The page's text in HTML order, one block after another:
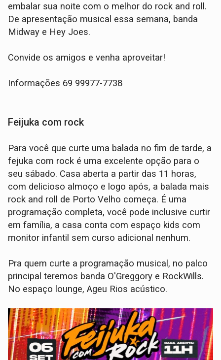
embalar sua noite com o melhor do rock and roll.
De apresentação musical essa semana, banda
Midway e Hey Joes.
Convide os amigos e venha aproveitar!
Informações 69 99977-7738
Feijuka com rock
Para você que curte uma balada no fim de tarde, a
fejuka com rock é uma excelente opção para o
seu sábado. Casa aberta a partir das 11 horas,
com delicioso almoço e logo após, a balada mais
rock and roll de Porto Velho começa. É uma
programação completa, você pode inclusive curtir
em família, a casa conta com espaço kids com
monitor infantil sem curso adicional nenhum.
Pra quem curte a programação musical, no palco
principal teremos banda O'Greggory e RockWills.
No espaço lounge, Ageu Rios acústico.